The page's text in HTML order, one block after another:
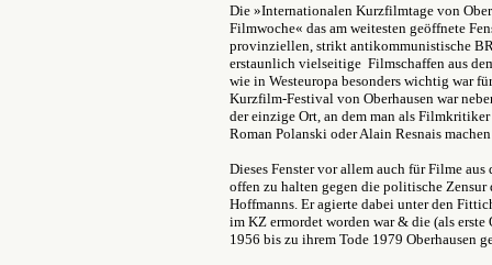
Die »Internationalen Kurzfilmtage von
Filmwoche« das am weitesten geöffnete
provinziellen, strikt antikommunistische
erstaunlich vielseitige Filmschaffen aus
wie in Westeuropa besonders wichtig war
Kurzfilm-Festival von Oberhausen war
der einzige Ort, an dem man als
Roman Polanski oder Alain Resnais
Dieses Fenster vor allem auch für Filme
offen zu halten gegen die politische
Hoffmanns. Er agierte dabei unter den
im KZ ermordet worden war & die (als
1956 bis zu ihrem Tode 1979 Oberhausen